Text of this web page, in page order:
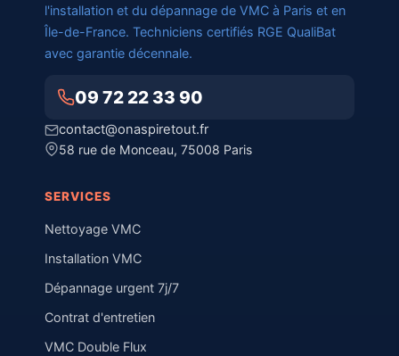
l'installation et du dépannage de VMC à Paris et en
Île-de-France. Techniciens certifiés RGE QualiBat
avec garantie décennale.
09 72 22 33 90
contact@onaspiretout.fr
58 rue de Monceau, 75008 Paris
SERVICES
Nettoyage VMC
Installation VMC
Dépannage urgent 7j/7
Contrat d'entretien
VMC Double Flux